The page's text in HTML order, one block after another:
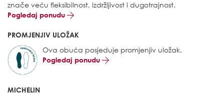
znače veću fleksibilnost, izdržljivost i dugotrajnost.
Pogledaj ponudu
PROMJENJIV ULOŽAK
Ova obuća posjeduje promjenjiv uložak.
Pogledaj ponudu
MICHELIN